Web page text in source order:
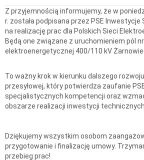
Z przyjemnością informujemy, że w
r. została podpisana przez PSE Inwestycje
na realizację prac dla Polskich Sieci
Będą one związane z uruchomieniem pól
elektroenergetycznej 400/110 kV
To ważny krok w kierunku dalszego
przesyłowej, który potwierdza zaufanie
specjalistycznych kompetencji oraz
obszarze realizacji inwestycji technicznych.
Dziękujemy wszystkim osobom
przygotowanie i finalizację umowy.
przebieg prac!